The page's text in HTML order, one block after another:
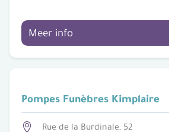
Meer info
Pompes Funèbres Kimplaire
Rue de la Burdinale, 52